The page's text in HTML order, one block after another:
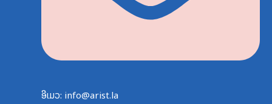
ອີເມວ: info@arist.la